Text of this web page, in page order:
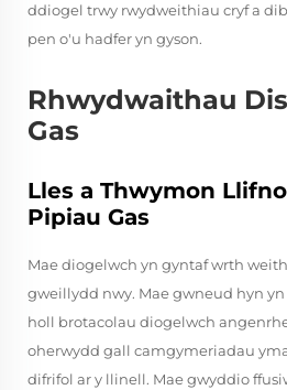
ddiogel trwy rwydweithiau cryf a
pen o'u hadfer yn gyson.
Rhwydwaithau
Gas
Lles a Thwymon
Pipiau Gas
Mae diogelwch yn gyntaf wrth
gweillydd nwy. Mae gwneud hyn
holl brotacolau diogelwch
oherwydd gall camgymeriadau
difrifol ar y llinell. Mae gwyddio